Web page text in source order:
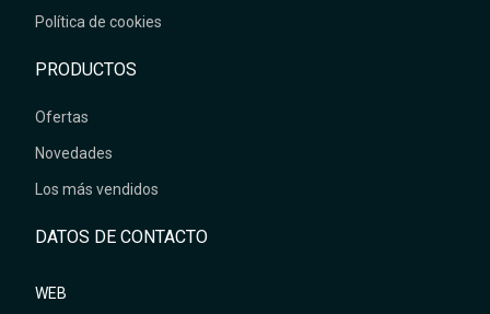
Política de cookies
PRODUCTOS
Ofertas
Novedades
Los más vendidos
DATOS DE CONTACTO
WEB